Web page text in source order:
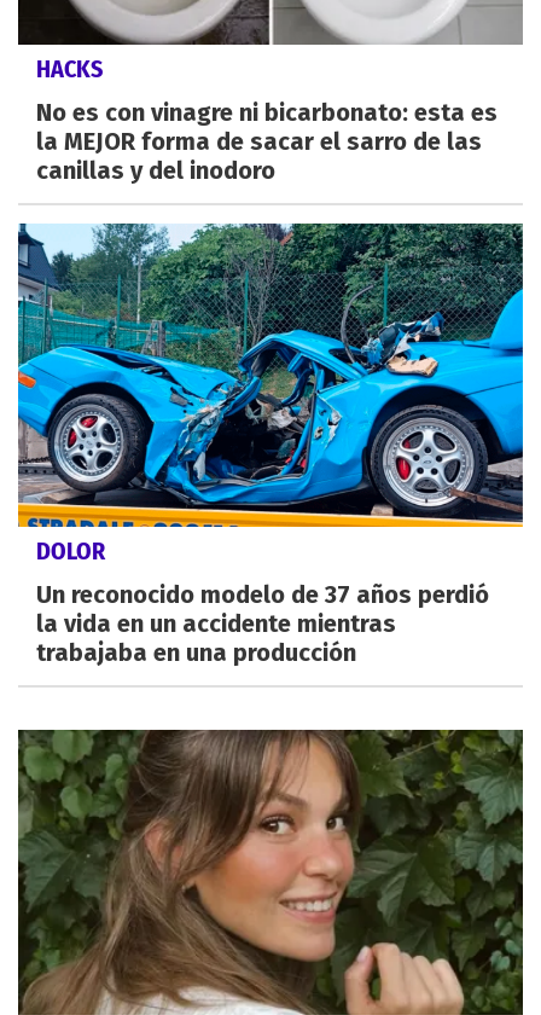
HACKS
No es con vinagre ni bicarbonato: esta es
la MEJOR forma de sacar el sarro de las
canillas y del inodoro
DOLOR
Un reconocido modelo de 37 años perdió
la vida en un accidente mientras
trabajaba en una producción